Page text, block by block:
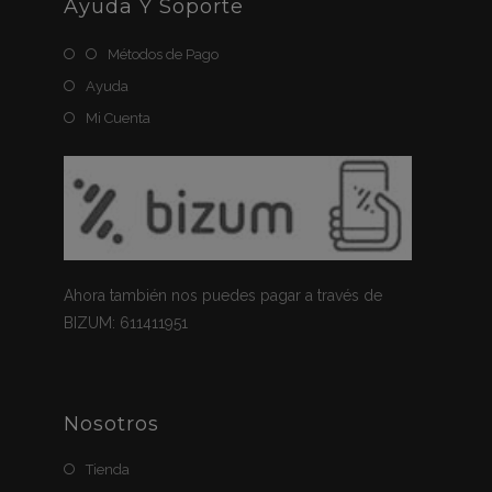
Ayuda Y Soporte
Métodos de Pago
Ayuda
Mi Cuenta
Ahora también nos puedes pagar a través de
BIZUM: 611411951
Nosotros
Tienda